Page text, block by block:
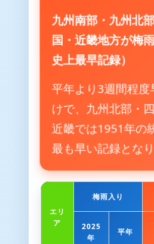
九州南部・九州北
国・近畿地方が梅
史上最早記録）
平年より3週間程度
けで、九州北部・
近畿では1951年の
最も早い記録となり
エリ
ア
梅雨入り
2025
年
平年